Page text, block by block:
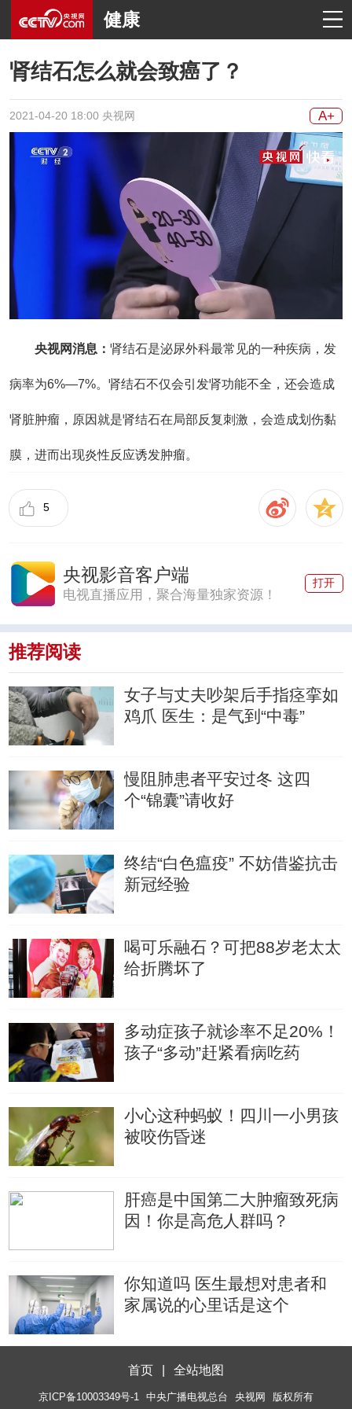
健康
肾结石怎么就会致癌了？
2021-04-20 18:00 央视网 A+
央视网消息： 肾结石是泌尿外科最常见的一种疾病，发
病率为6%—7%。肾结石不仅会引发肾功能不全，还会造成
肾脏肿瘤，原因就是肾结石在局部反复刺激，会造成划伤黏
膜，进而出现炎性反应诱发肿瘤。
5
央视影音客户端
电视直播应用，聚合海量独家资源！
打开
推荐阅读
女子与丈夫吵架后手指痉挛如
鸡爪 医生：是气到“中毒”
慢阻肺患者平安过冬 这四
个“锦囊”请收好
终结“白色瘟疫” 不妨借鉴抗击
新冠经验
喝可乐融石？可把88岁老太太
给折腾坏了
多动症孩子就诊率不足20%！
孩子“多动”赶紧看病吃药
小心这种蚂蚁！四川一小男孩
被咬伤昏迷
肝癌是中国第二大肿瘤致死病
因！你是高危人群吗？
你知道吗 医生最想对患者和
家属说的心里话是这个
首页 全站地图
京ICP备10003349号-1 中央广播电视总台 央视网 版权所有